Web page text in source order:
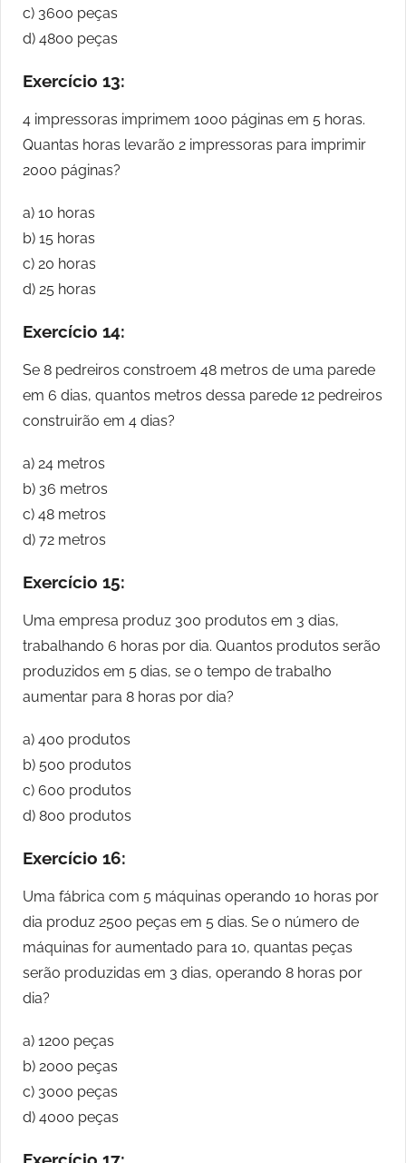
c) 3600 peças
d) 4800 peças
Exercício 13:
4 impressoras imprimem 1000 páginas em 5 horas.
Quantas horas levarão 2 impressoras para imprimir
2000 páginas?
a) 10 horas
b) 15 horas
c) 20 horas
d) 25 horas
Exercício 14:
Se 8 pedreiros constroem 48 metros de uma parede
em 6 dias, quantos metros dessa parede 12 pedreiros
construirão em 4 dias?
a) 24 metros
b) 36 metros
c) 48 metros
d) 72 metros
Exercício 15:
Uma empresa produz 300 produtos em 3 dias,
trabalhando 6 horas por dia. Quantos produtos serão
produzidos em 5 dias, se o tempo de trabalho
aumentar para 8 horas por dia?
a) 400 produtos
b) 500 produtos
c) 600 produtos
d) 800 produtos
Exercício 16:
Uma fábrica com 5 máquinas operando 10 horas por
dia produz 2500 peças em 5 dias. Se o número de
máquinas for aumentado para 10, quantas peças
serão produzidas em 3 dias, operando 8 horas por
dia?
a) 1200 peças
b) 2000 peças
c) 3000 peças
d) 4000 peças